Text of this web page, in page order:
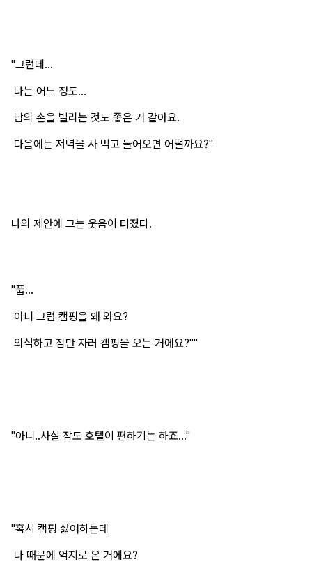
"그런데...
나는 어느 정도...
남의 손을 빌리는 것도 좋은 거 같아요.
다음에는 저녁을 사 먹고 들어오면 어떨까요?"
나의 제안에 그는 웃음이 터졌다.
"풉...
아니 그럼 캠핑을 왜 와요?
외식하고 잠만 자러 캠핑을 오는 거에요?""
"아니..사실 잠도 호텔이 편하기는 하죠..."
"혹시 캠핑 싫어하는데
나 때문에 억지로 온 거에요?